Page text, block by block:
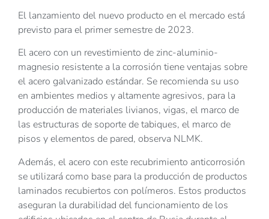
El lanzamiento del nuevo producto en el mercado está
previsto para el primer semestre de 2023.
El acero con un revestimiento de zinc-aluminio-
magnesio resistente a la corrosión tiene ventajas sobre
el acero galvanizado estándar. Se recomienda su uso
en ambientes medios y altamente agresivos, para la
producción de materiales livianos, vigas, el marco de
las estructuras de soporte de tabiques, el marco de
pisos y elementos de pared, observa NLMK.
Además, el acero con este recubrimiento anticorrosión
se utilizará como base para la producción de productos
laminados recubiertos con polímeros. Estos productos
aseguran la durabilidad del funcionamiento de los